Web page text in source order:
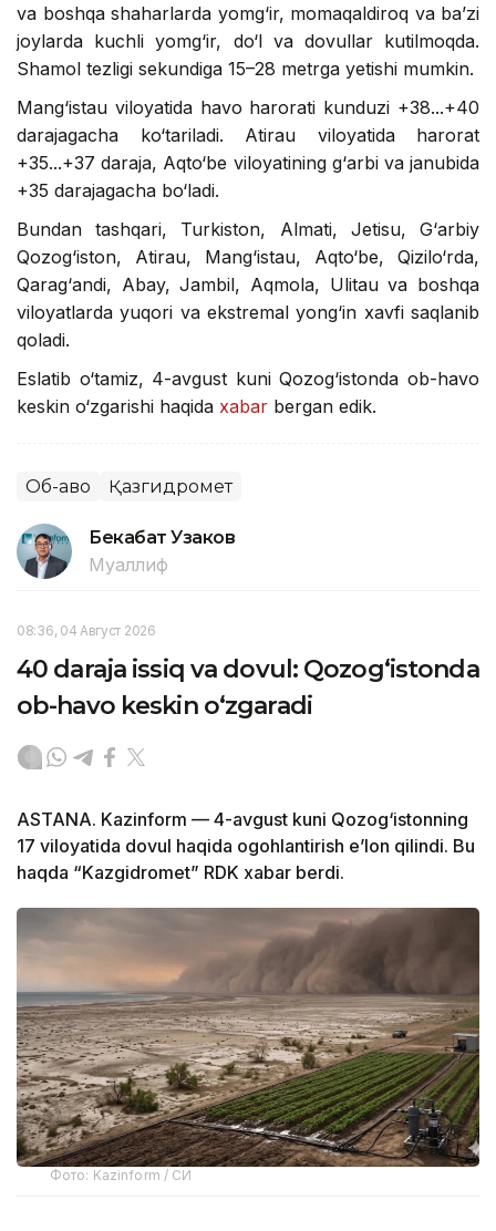
va boshqa shaharlarda yomg‘ir, momaqaldiroq va ba’zi
joylarda kuchli yomg‘ir, do‘l va dovullar kutilmoqda.
Shamol tezligi sekundiga 15–28 metrga yetishi mumkin.
Mang‘istau viloyatida havo harorati kunduzi +38...+40
darajagacha ko‘tariladi. Atirau viloyatida harorat
+35...+37 daraja, Aqto‘be viloyatining g‘arbi va janubida
+35 darajagacha bo‘ladi.
Bundan tashqari, Turkiston, Almati, Jetisu, G‘arbiy
Qozog‘iston, Atirau, Mang‘istau, Aqto‘be, Qizilo‘rda,
Qarag‘andi, Abay, Jambil, Aqmola, Ulitau va boshqa
viloyatlarda yuqori va ekstremal yong‘in xavfi saqlanib
qoladi.
Eslatib o‘tamiz, 4-avgust kuni Qozog‘istonda ob-havo
keskin o‘zgarishi haqida xabar bergan edik.
Об-ҳаво Қазгидромет
Бекабат Узаков
Муаллиф
08:36, 04 Август 2026
40 daraja issiq va dovul: Qozog‘istonda
ob-havo keskin o‘zgaradi
ASTANA. Kazinform — 4-avgust kuni Qozog‘istonning
17 viloyatida dovul haqida ogohlantirish e’lon qilindi. Bu
haqda “Kazgidromet” RDK xabar berdi.
Фото: Kazinform / СИ